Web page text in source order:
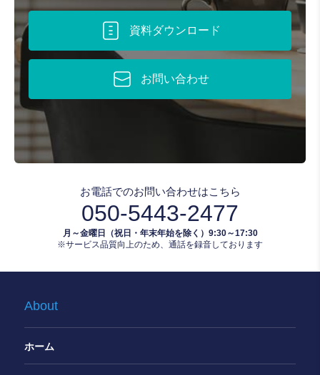
資料ダウンロード
お問い合わせ
お電話でのお問い合わせはこちら
050-5443-2477
月～金曜日（祝日・年末年始を除く）9:30～17:30
※サービス品質向上のため、通話を録音しております
About
ホーム